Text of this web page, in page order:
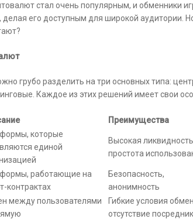
стал очень популярным, и обменники
его доступным для широкой аудитории.
грубо разделить на три основных типа:
Каждое из этих решений имеет свои
Преимущества
которые
единой
Высокая
простота
работающие на
контрактах
Безопасность,
анонимность
между пользователями
Гибкие условия
отсутствие